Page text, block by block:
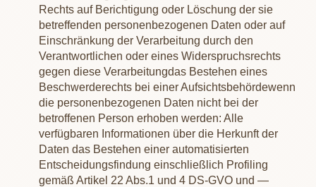
Rechts auf Berichtigung oder Löschung der sie
betreffenden personenbezogenen Daten oder auf
Einschränkung der Verarbeitung durch den
Verantwortlichen oder eines Widerspruchsrechts
gegen diese Verarbeitungdas Bestehen eines
Beschwerderechts bei einer Aufsichtsbehördewenn
die personenbezogenen Daten nicht bei der
betroffenen Person erhoben werden: Alle
verfügbaren Informationen über die Herkunft der
Daten das Bestehen einer automatisierten
Entscheidungsfindung einschließlich Profiling
gemäß Artikel 22 Abs.1 und 4 DS-GVO und —